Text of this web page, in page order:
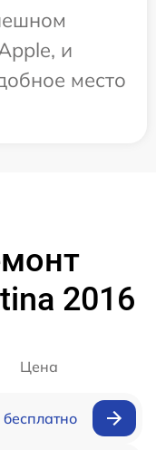
и
место
2016
Цена
бесплатно